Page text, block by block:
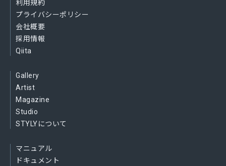
利用規約
プライバシーポリシー
会社概要
採用情報
Qiita
Gallery
Artist
Magazine
Studio
STYLYについて
マニュアル
ドキュメント